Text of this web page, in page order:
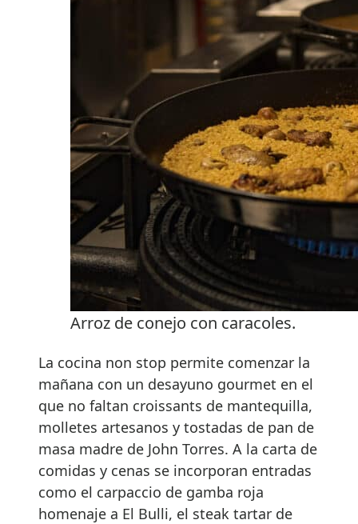
Arroz de conejo con caracoles.
La cocina non stop permite comenzar la
mañana con un desayuno gourmet en el
que no faltan croissants de mantequilla,
molletes artesanos y tostadas de pan de
masa madre de John Torres. A la carta de
comidas y cenas se incorporan entradas
como el carpaccio de gamba roja
homenaje a El Bulli, el steak tartar de